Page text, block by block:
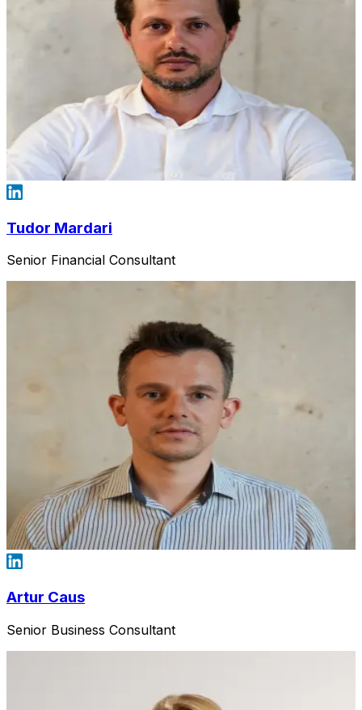
Tudor Mardari
Senior Financial Consultant
Artur Caus
Senior Business Consultant